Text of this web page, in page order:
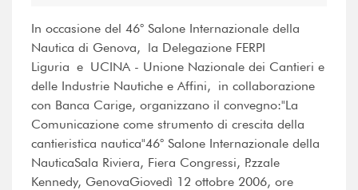
In occasione del 46° Salone Internazionale della
Nautica di Genova, la Delegazione FERPI
Liguria e UCINA - Unione Nazionale dei Cantieri e
delle Industrie Nautiche e Affini, in collaborazione
con Banca Carige, organizzano il convegno:"La
Comunicazione come strumento di crescita della
cantieristica nautica"46° Salone Internazionale della
NauticaSala Riviera, Fiera Congressi, P.zzale
Kennedy, GenovaGiovedì 12 ottobre 2006, ore